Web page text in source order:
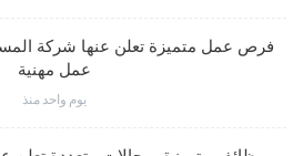
فرص عمل متميزة تعلن عنها شركة
عمل مهنية
يوم واحد منذ